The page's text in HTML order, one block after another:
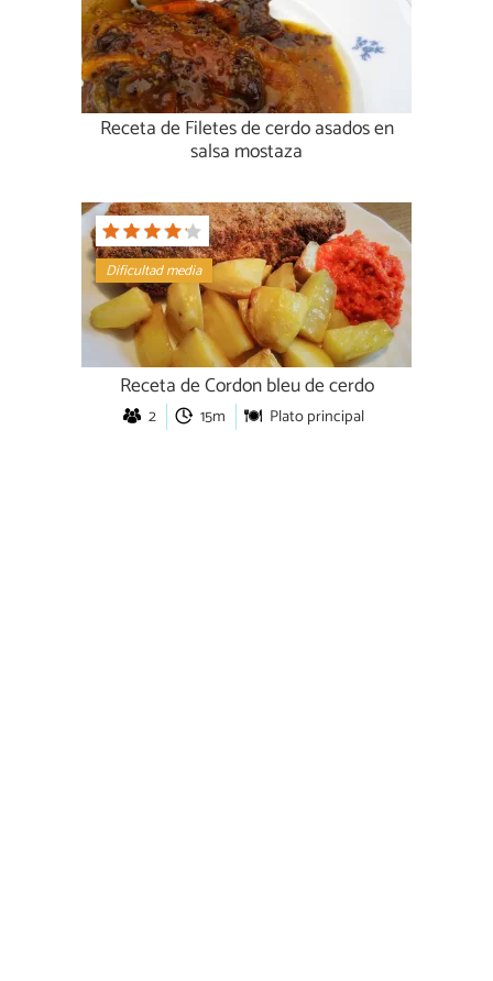
Receta de Filetes de cerdo asados en
salsa mostaza
Dificultad media
Receta de Cordon bleu de cerdo
2 15m Plato principal